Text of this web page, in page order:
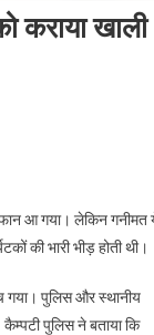
कराया खाली
आ गया। लेकिन गनीमत
की भारी भीड़ होती थी।
गया। पुलिस और स्थानीय
पुलिस ने बताया कि